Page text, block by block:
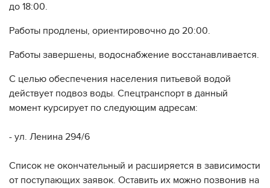
до 18:00.
Работы продлены, ориентировочно до 20:00.
Работы завершены, водоснабжение восстанавливается.
С целью обеспечения населения питьевой водой
действует подвоз воды. Спецтранспорт в данный
момент курсирует по следующим адресам:
- ул. Ленина 294/6
Список не окончательный и расширяется в зависимости
от поступающих заявок. Оставить их можно позвонив на